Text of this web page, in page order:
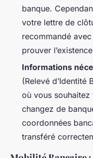
banque.
votre lettre de
recommandé
prouver
Informations
(Relevé d’Identité
où vous
changez de
coordonnées
transféré